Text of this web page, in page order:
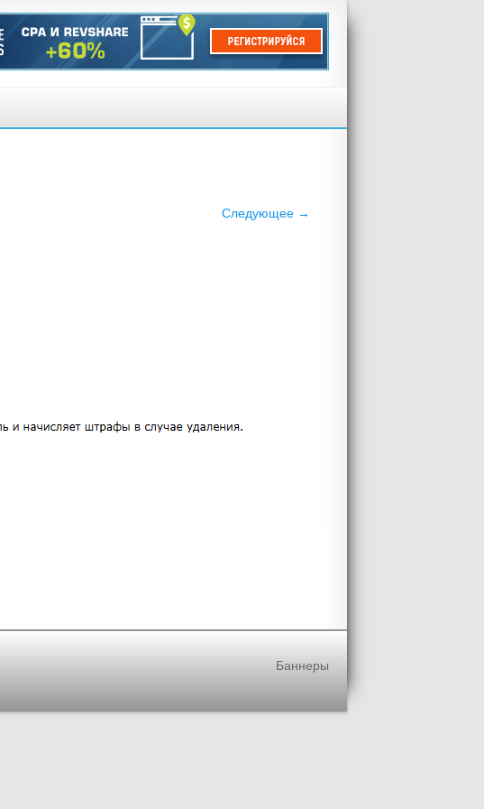
Следующее →
Баннеры